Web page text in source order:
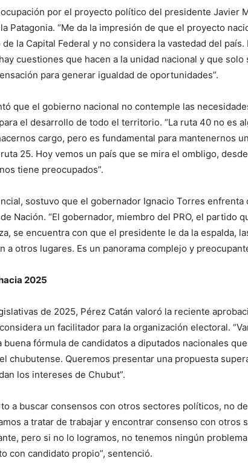
por el proyecto político del presidente Javier
Patagonia. “Me da la impresión de que el proyecto
la Capital Federal y no considera la vastedad del país.
cuestiones que hacen a la unidad nacional y que solo
para generar igualdad de oportunidades”.
que el gobierno nacional no contemple las
el desarrollo de todo el territorio. “La ruta 40 no es
cargo, pero es fundamental para mantenernos
25. Hoy vemos un país que se mira el ombligo,
tiene preocupados”.
sostuvo que el gobernador Ignacio Torres enfrenta
Nación. “El gobernador, miembro del PRO, el partido
se encuentra con que el presidente le da la espalda,
a otros lugares. Es un panorama complejo y
2025
de 2025, Pérez Catán valoró la reciente
un facilitador para la organización electoral.
buena fórmula de candidatos a diputados nacionales
chubutense. Queremos presentar una propuesta
los intereses de Chubut”.
a buscar consensos con otros sectores políticos, no
a tratar de trabajar y encontrar consenso con otros
pero si no lo logramos, no tenemos ningún
con candidato propio”, sentenció.